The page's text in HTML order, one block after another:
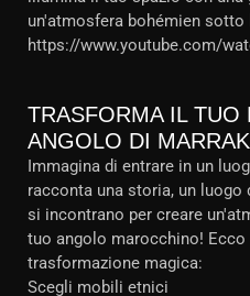
un'atmosfera bohémien sotto
https://www.youtube.com/
TRASFORMA IL TUO
ANGOLO DI
Immagina di entrare in un
racconta una storia, un
si incontrano per creare
tuo angolo marocchino!
trasformazione magica:
Scegli mobili etnici